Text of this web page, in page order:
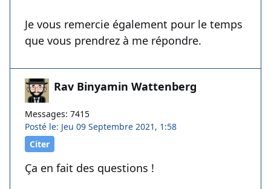
Je vous remercie également pour le temps
que vous prendrez à me répondre.
Rav Binyamin Wattenberg
Messages: 7415
Posté le: Jeu 09 Septembre 2021, 1:58
Citer
Ça en fait des questions !